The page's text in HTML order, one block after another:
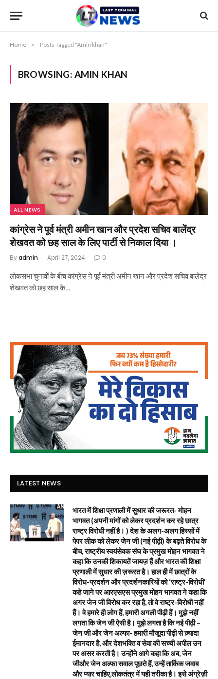
Home » Posts Tagged "Amin khan"
BROWSING: AMIN KHAN
ALL NEWS
कांग्रेस ने पूर्व मंत्री अमीन खान और प्रदेश सचिव बालेंद्र
शेखवत को छह साल के लिए पार्टी से निकाल दिया ।
Byadmin April 27, 2024 0
लोकसभा चुनावों के बीच कांग्रेस ने पूर्व मंत्री अमीन खान और प्रदेश सचिव बालेंद्र
शेखवत को छह साल के…
LATEST NEWS
भारत में शिक्षा प्रणाली में सुधार की जरूरत- मोहन
भागवत (अपनी मांगों को लेकर प्रदर्शन कर रहे छात्र
राष्ट्र विरोधी नहीं है। ) देश के अलग-अलग हिस्सों में
पेपर लीक को लेकर जेन जी (नई पीढ़ी) के बढ़ते विरोध के
बीच, राष्ट्रीय स्वयंसेवक संघ के प्रमुख मोहन भागवत ने
कहा कि उनकी शिकायतें जायज़ हैं और भारत की शिक्षा
प्रणाली में सुधार की ज़रूरत है। हाल ही में छात्रों के
विरोध-प्रदर्शन और प्रदर्शनकारियों को ‘राष्ट्र-विरोधी’
कहे जाने पर आरएसएस प्रमुख मोहन भागवत ने कहा कि
अगर जेन जी विरोध कर रहा है, तो वे राष्ट्र-विरोधी नहीं
हैं। वे हमारे ही लोग हैं, हमारी अगली पीढ़ी हैं। मुझे नहीं
लगता कि जेन जी ऐसी है। मुझे लगता है कि नई पीढ़ी –
जेन जी और जेन अल्फा- हमारी मौजूदा पीढ़ी से ज़्यादा
ईमानदार है, और देशभक्ति व सेवा की सच्ची अपील उन
पर असर करती है। उन्होंने आगे कहा कि अब, जेन
जीऔर जेन अल्फा सवाल पूछते हैं, उन्हें तार्किक जवाब
और प्यार चाहिए,लोकतंत्र में यही तरीका है। इसे अंग्रेज़ी